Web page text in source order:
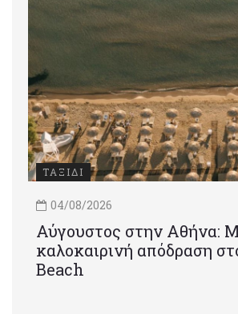
ΤΑΞΙΔΙ
04/08/2026
Αύγουστος στην Αθήνα:
καλοκαιρινή απόδραση
Beach